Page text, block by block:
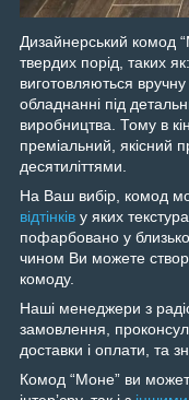
Дизайнерський комод
твердих порід, таких
виготовляються
обладнанні під
виробництва. Тому в
преміальний, якісний
десятиліттями.
На Ваш вибір, комод
відтінків у яких
пофарбовано у близько
чином Ви можете
комоду.
Наші менеджери з
замовлення,
доставки і оплати, та
Комод “Моне” ви